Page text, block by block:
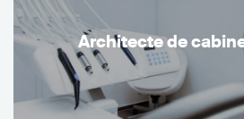
Architecte de